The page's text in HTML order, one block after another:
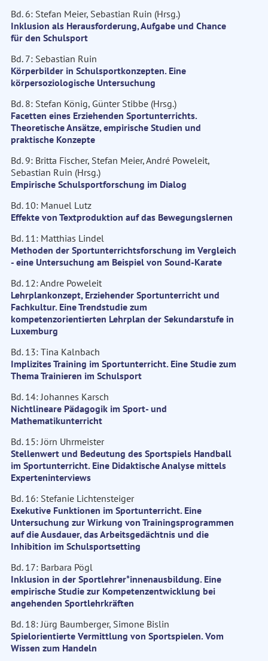
Bd. 6: Stefan Meier, Sebastian Ruin (Hrsg.)
Inklusion als Herausforderung, Aufgabe und Chance
für den Schulsport
Bd. 7: Sebastian Ruin
Körperbilder in Schulsportkonzepten. Eine
körpersoziologische Untersuchung
Bd. 8: Stefan König, Günter Stibbe (Hrsg.)
Facetten eines Erziehenden Sportunterrichts.
Theoretische Ansätze, empirische Studien und
praktische Konzepte
Bd. 9: Britta Fischer, Stefan Meier, André Poweleit,
Sebastian Ruin (Hrsg.)
Empirische Schulsportforschung im Dialog
Bd. 10: Manuel Lutz
Effekte von Textproduktion auf das Bewegungslernen
Bd. 11: Matthias Lindel
Methoden der Sportunterrichtsforschung im Vergleich
- eine Untersuchung am Beispiel von Sound-Karate
Bd. 12: Andre Poweleit
Lehrplankonzept, Erziehender Sportunterricht und
Fachkultur. Eine Trendstudie zum
kompetenzorientierten Lehrplan der Sekundarstufe in
Luxemburg
Bd. 13: Tina Kalnbach
Implizites Training im Sportunterricht. Eine Studie zum
Thema Trainieren im Schulsport
Bd. 14: Johannes Karsch
Nichtlineare Pädagogik im Sport- und
Mathematikunterricht
Bd. 15: Jörn Uhrmeister
Stellenwert und Bedeutung des Sportspiels Handball
im Sportunterricht. Eine Didaktische Analyse mittels
Experteninterviews
Bd. 16: Stefanie Lichtensteiger
Exekutive Funktionen im Sportunterricht. Eine
Untersuchung zur Wirkung von Trainingsprogrammen
auf die Ausdauer, das Arbeitsgedächtnis und die
Inhibition im Schulsportsetting
Bd. 17: Barbara Pögl
Inklusion in der Sportlehrer*innenausbildung. Eine
empirische Studie zur Kompetenzentwicklung bei
angehenden Sportlehrkräften
Bd. 18: Jürg Baumberger, Simone Bislin
Spielorientierte Vermittlung von Sportspielen. Vom
Wissen zum Handeln